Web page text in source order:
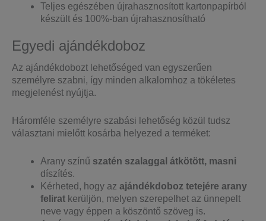
Teljes egészében újrahasznosított kartonpapírból
készült és 100%-ban újrahasznosítható
Egyedi ajándékdoboz
Az ajándékdobozt lehetőséged van egyszerűen
személyre szabni, így minden alkalomhoz a tökéletes
megjelenést nyújtja.
Háromféle személyre szabási lehetőség közül tudsz
választani mielőtt kosárba helyezed a terméket:
Arany színű szatén szalaggal átkötött, masni
díszítés.
Kérheted, hogy az ajándékdoboz tetejére arany
felirat kerüljön, melyen szerepelhet az ünnepelt
neve vagy éppen a köszöntő szöveg is.